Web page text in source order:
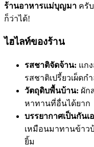
ร้านอาหารแม่บุญมา ครั
ก็ว่าได้!
ไฮไลท์ของร้าน
รสชาติจัดจ้าน: แก
รสชาติเปรี้ยวเผ็ดก
วัตถุดิบพื้นบ้าน: ผัก
หาทานที่อื่นได้ยาก
บรรยากาศเป็นกันเ
เหมือนมาทานข้าว
ยิ้ม